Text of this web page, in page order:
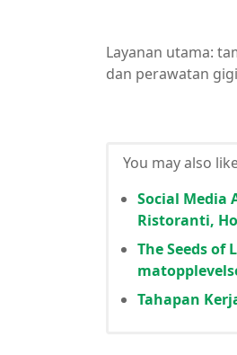
Layanan utama:
dan perawatan
You may also
Social Media
Ristoranti,
The Seeds of
Tahapan